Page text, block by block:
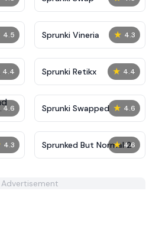
4.5 ★ 4.3
Sprunki Vineria
4.4 ★ 4.4
Sprunki Retikx
4.6 ★ 4.6
Sprunki Swapped
4.3 ★ 4.6
Sprunked But Normal 2
Advertisement